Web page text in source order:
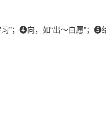
”；➍向，如“出～自愿”；➎